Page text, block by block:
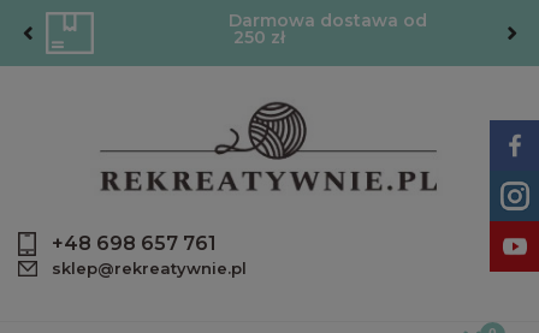
Darmowa dostawa od
250 zł
+48 698 657 761
sklep@rekreatywnie.pl